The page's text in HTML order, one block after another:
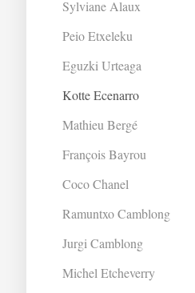
Sylviane Alaux
Peio Etxeleku
Eguzki Urteaga
Kotte Ecenarro
Mathieu Bergé
François Bayrou
Coco Chanel
Ramuntxo Camblong
Jurgi Camblong
Michel Etcheverry